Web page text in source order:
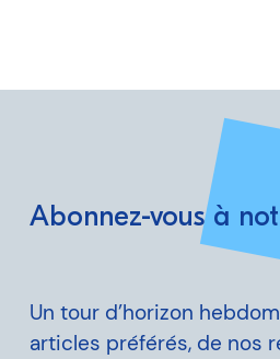
Abonnez-vous à
Un tour d’horizon
articles préférés, de nos